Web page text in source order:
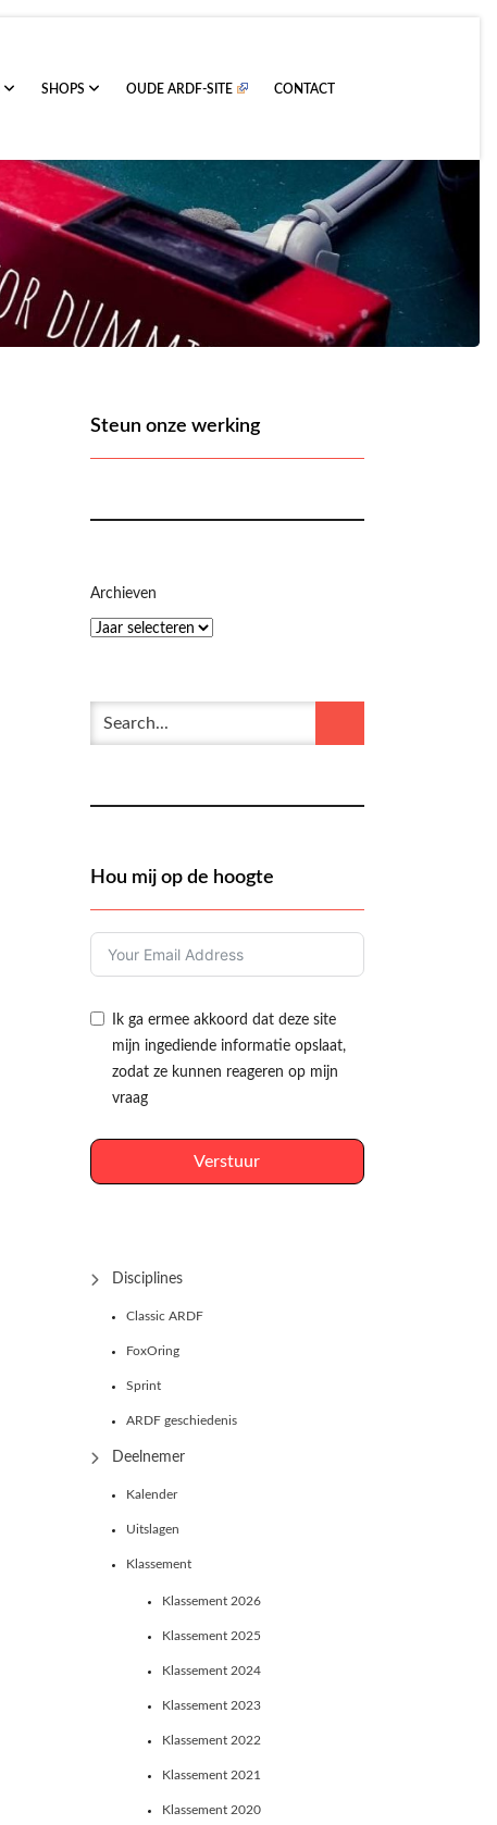
SHOPS OUDE ARDF-SITE CONTACT
Steun onze werking
Archieven
Hou mij op de hoogte
Ik ga ermee akkoord dat deze site
mijn ingediende informatie opslaat,
zodat ze kunnen reageren op mijn
vraag
Verstuur
Disciplines
Classic ARDF
FoxOring
Sprint
ARDF geschiedenis
Deelnemer
Kalender
Uitslagen
Klassement
Klassement 2026
Klassement 2025
Klassement 2024
Klassement 2023
Klassement 2022
Klassement 2021
Klassement 2020